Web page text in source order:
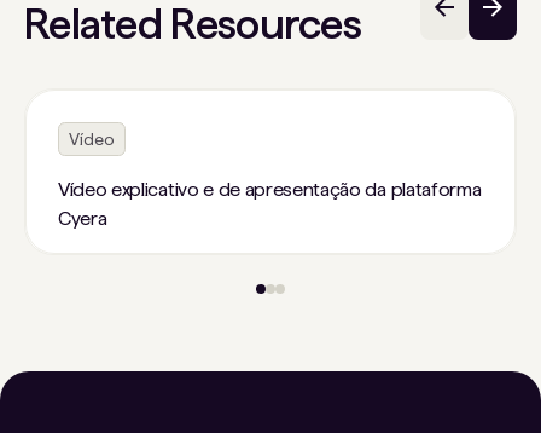
Related Resources
Vídeo
Vídeo explicativo e de apresentação da plataforma
Cyera